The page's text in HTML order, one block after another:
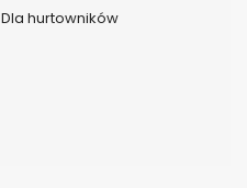
Dla hurtowników